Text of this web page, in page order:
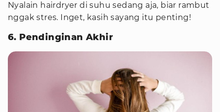
Nyalain hairdryer di suhu sedang aja, biar rambut
nggak stres. Inget, kasih sayang itu penting!
6. Pendinginan Akhir